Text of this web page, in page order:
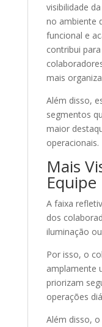
visibilidade
no ambiente
funcional e
contribui
mais
Além disso,
segmentos
maior
operacionais.
Mais
Equipe
A faixa
dos
iluminação
Por isso, o
amplamente
priorizam
operações
Além disso,